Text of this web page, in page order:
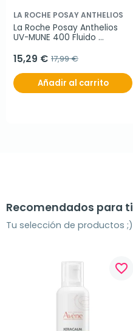
LA ROCHE POSAY ANTHELIOS
La Roche Posay Anthelios
UV-MUNE 400 Fluido
15,29 € 17,99 €
Añadir al carrito
Recomendados para ti
Tu selección de productos ;)
favorite_border